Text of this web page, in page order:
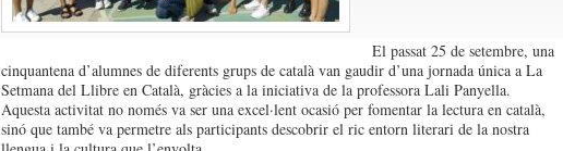
El passat 25 de setembre, una
cinquantena d’alumnes de diferents grups de català van gaudir d’una jornada única a La
Setmana del Llibre en Català, gràcies a la iniciativa de la professora Lali Panyella.
Aquesta activitat no només va ser una excel·lent ocasió per fomentar la lectura en català,
sinó que també va permetre als participants descobrir el ric entorn literari de la nostra